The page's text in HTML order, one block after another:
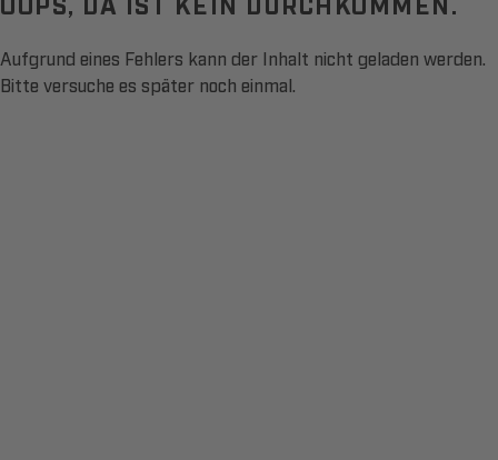
Aufgrund eines Fehlers kann der Inhalt nicht geladen werden.
Bitte versuche es später noch einmal.